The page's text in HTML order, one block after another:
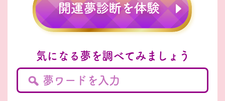
気になる夢を調べてみましょう